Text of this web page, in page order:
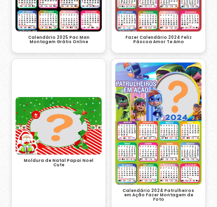
Calendário 2025 Pac Man
Montagem Grátis Online
Fazer Calendário 2024 Feliz
Páscoa Amor Te Amo
Moldura de Natal Papai Noel
Cute
Calendário 2024 Patrulheiros
em Ação Fazer Montagem de
Foto